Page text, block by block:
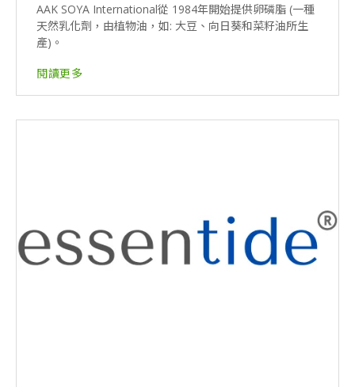
AAK SOYA International從 1984年開始提供卵磷脂 (一種
天然乳化劑，由植物油，如: 大豆、向日葵和菜籽油所生
產)。
閱讀更多